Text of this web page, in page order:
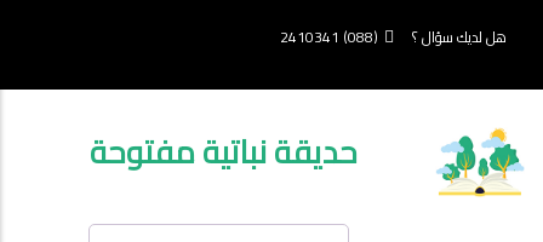
الرئيسي
هل لديك سؤال ؟ (088) 2410341
حديقة نباتية مفتوحة
بحث